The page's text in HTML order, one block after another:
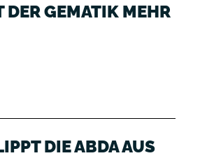
GEMATIK MEHR
DIE ABDA AUS